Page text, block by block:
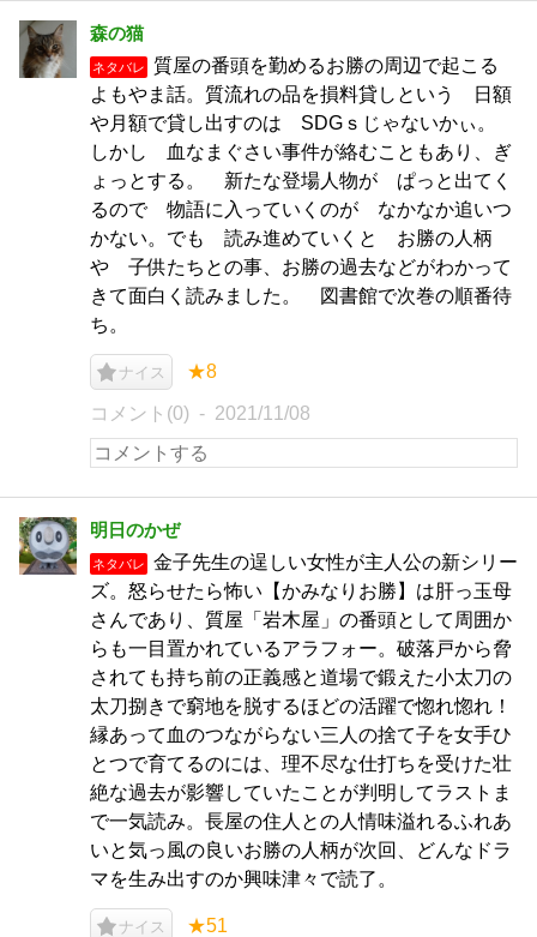
森の猫
ネタバレ
質屋の番頭を勤めるお勝の周辺で起こる
よもやま話。質流れの品を損料貸しという 日額
や月額で貸し出すのは SDGｓじゃないかぃ。
しかし 血なまぐさい事件が絡むこともあり、ぎ
ょっとする。 新たな登場人物が ぱっと出てく
るので 物語に入っていくのが なかなか追いつ
かない。でも 読み進めていくと お勝の人柄
や 子供たちとの事、お勝の過去などがわかって
きて面白く読みました。 図書館で次巻の順番待
ち。
ナイス ★8
コメント(0) 2021/11/08
明日のかぜ
ネタバレ
金子先生の逞しい女性が主人公の新シリー
ズ。怒らせたら怖い【かみなりお勝】は肝っ玉母
さんであり、質屋「岩木屋」の番頭として周囲か
らも一目置かれているアラフォー。破落戸から脅
されても持ち前の正義感と道場で鍛えた小太刀の
太刀捌きで窮地を脱するほどの活躍で惚れ惚れ！
縁あって血のつながらない三人の捨て子を女手ひ
とつで育てるのには、理不尽な仕打ちを受けた壮
絶な過去が影響していたことが判明してラストま
で一気読み。長屋の住人との人情味溢れるふれあ
いと気っ風の良いお勝の人柄が次回、どんなドラ
マを生み出すのか興味津々で読了。
ナイス ★51